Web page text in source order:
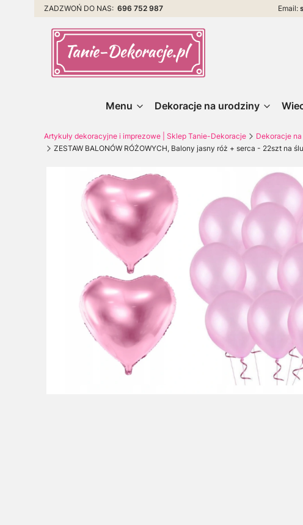
ZADZWOŃ DO NAS: 696 752 987 Email:
Menu Dekoracje na urodziny
Artykuły dekoracyjne i imprezowe | Sklep Tanie-Dekoracje Dekoracje
ZESTAW BALONÓW RÓŻOWYCH, Balony jasny róż + serca - 22szt na